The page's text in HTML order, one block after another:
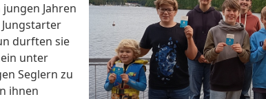
Jahren
durften sie
unter
Seglern zu
ihnen